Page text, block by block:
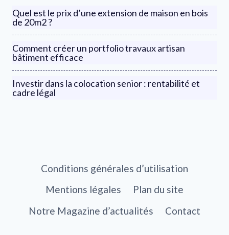
Quel est le prix d’une extension de maison en bois
de 20m2 ?
Comment créer un portfolio travaux artisan
bâtiment efficace
Investir dans la colocation senior : rentabilité et
cadre légal
Conditions générales d’utilisation
Mentions légales
Plan du site
Notre Magazine d’actualités
Contact